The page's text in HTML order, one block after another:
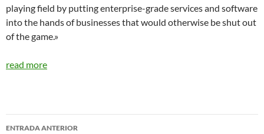
playing field by putting enterprise-grade services and software
into the hands of businesses that would otherwise be shut out
of the game.»
read more
Navegador
ENTRADA ANTERIOR